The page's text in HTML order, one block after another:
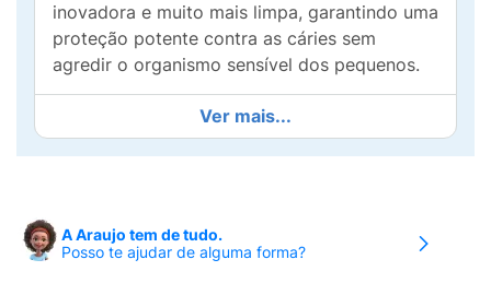
inovadora e muito mais limpa, garantindo uma
proteção potente contra as cáries sem
agredir o organismo sensível dos pequenos.
Uma fórmula mais pura e consciente:
Extrato Natural destaca-se por ser totalmente
livre de conservantes, sem corantes e sem
das crianças a componentes químicos
desnecessários em seus primeiros anos de
Ver mais...
A Araujo tem de tudo.
Posso te ajudar de alguma forma?